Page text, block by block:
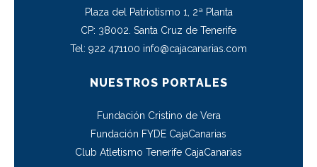
Plaza del Patriotismo 1, 2ª Planta
CP: 38002. Santa Cruz de Tenerife
Tel: 922 471100 info@cajacanarias.com
NUESTROS PORTALES
Fundación Cristino de Vera
Fundación FYDE CajaCanarias
Club Atletismo Tenerife CajaCanarias